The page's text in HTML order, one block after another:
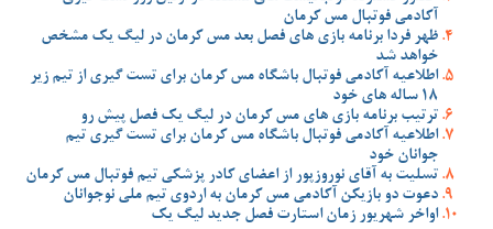
آکادمی فوتبال مس کرمان
ظهر فردا برنامه بازی های فصل بعد مس کرمان در لیگ یک مشخص
خواهد شد
اطلاعیه آکادمی فوتبال باشگاه مس کرمان برای تست گیری از تیم زیر
18 ساله های خود
ترتیب برنامه بازی های مس کرمان در لیگ یک فصل پیش رو
اطلاعیه آکادمی فوتبال باشگاه مس کرمان برای تست گیری تیم
جوانان خود
تسلیت به آقای نوروزپور از اعضای کادر پزشکی تیم فوتبال مس کرمان
دعوت دو بازیکن آکادمی مس کرمان به اردوی تیم ملی نوجوانان
اواخر شهریور زمان استارت فصل جدید لیگ یک